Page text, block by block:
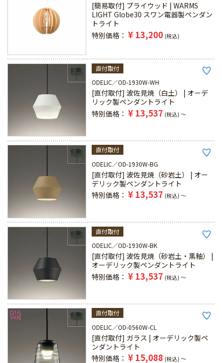
[簡易取付] プライウッド | WARMS
LIGHT Globe30 スワン電器製ペンダン
トライト
特別価格
¥ 13,200 税込
直付取付
ODELIC
OD-1930W-WH
[直付取付] 波佐見焼（白土） | オーデ
リック製ペンダントライト
特別価格
¥ 13,537 税込 〜
直付取付
ODELIC
OD-1930W-BG
[直付取付] 波佐見焼（砂岩土） | オー
デリック製ペンダントライト
特別価格
¥ 13,537 税込 〜
直付取付
ODELIC
OD-1930W-BK
[直付取付] 波佐見焼（砂岩土・黒釉） |
オーデリック製ペンダントライト
特別価格
¥ 13,537 税込 〜
直付取付
ODELIC
OD-0560W-CL
[直付取付] ガラス | オーデリック製ペ
ンダントライト
特別価格
¥ 15,088 税込 〜